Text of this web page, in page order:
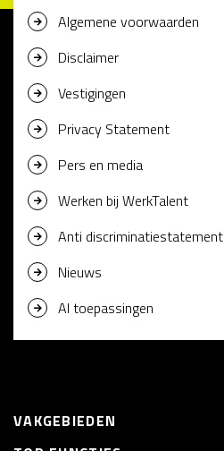
Algemene voorwaarden
Disclaimer
Vestigingen
Privacy Statement
Pers en media
Werken bij WerkTalent
Anti discriminatiestatement
Nieuws
AI toepassingen
VAKGEBIEDEN